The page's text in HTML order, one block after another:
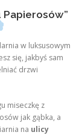
w luksusowym
się, jakbyś sam
drzwi
miseczkę z
jak gąbka, a
na ulicy